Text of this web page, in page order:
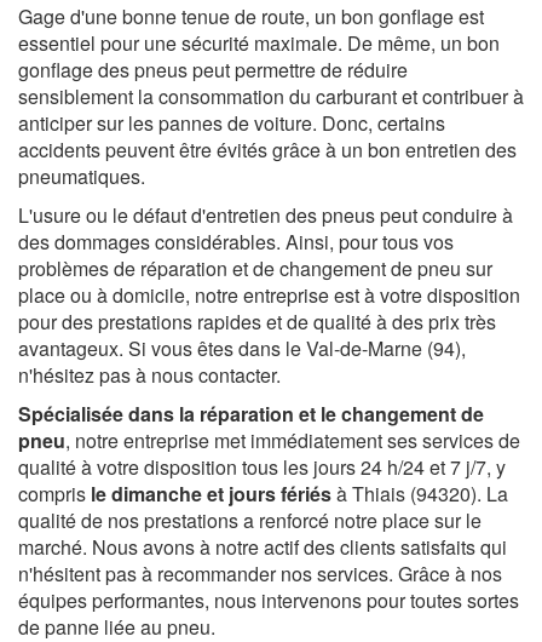
Gage d'une bonne tenue de route, un bon gonflage est
essentiel pour une sécurité maximale. De même, un bon
gonflage des pneus peut permettre de réduire
sensiblement la consommation du carburant et contribuer à
anticiper sur les pannes de voiture. Donc, certains
accidents peuvent être évités grâce à un bon entretien des
pneumatiques.
L'usure ou le défaut d'entretien des pneus peut conduire à
des dommages considérables. Ainsi, pour tous vos
problèmes de réparation et de changement de pneu sur
place ou à domicile, notre entreprise est à votre disposition
pour des prestations rapides et de qualité à des prix très
avantageux. Si vous êtes dans le Val-de-Marne (94),
n'hésitez pas à nous contacter.
Spécialisée dans la réparation et le changement de
pneu, notre entreprise met immédiatement ses services de
qualité à votre disposition tous les jours 24 h/24 et 7 j/7, y
compris le dimanche et jours fériésà Thiais (94320). La
qualité de nos prestations a renforcé notre place sur le
marché. Nous avons à notre actif des clients satisfaits qui
n'hésitent pas à recommander nos services. Grâce à nos
équipes performantes, nous intervenons pour toutes sortes
de panne liée au pneu.